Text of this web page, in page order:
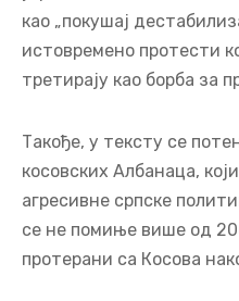
као „покушај
истовремено протести
третирају као борба за
Такође, у тексту се
косовских Албанаца,
агресивне српске
се не помиње више од
протерани са Косова